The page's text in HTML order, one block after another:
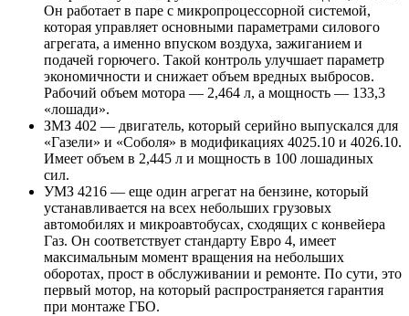
Он работает в паре с микропроцессорной системой,
которая управляет основными параметрами силового
агрегата, а именно впуском воздуха, зажиганием и
подачей горючего. Такой контроль улучшает параметр
экономичности и снижает объем вредных выбросов.
Рабочий объем мотора — 2,464 л, а мощность — 133,3
«лошади».
ЗМЗ 402 — двигатель, который серийно выпускался для
«Газели» и «Соболя» в модификациях 4025.10 и 4026.10.
Имеет объем в 2,445 л и мощность в 100 лошадиных
сил.
УМЗ 4216 — еще один агрегат на бензине, который
устанавливается на всех небольших грузовых
автомобилях и микроавтобусах, сходящих с конвейера
Газ. Он соответствует стандарту Евро 4, имеет
максимальным момент вращения на небольших
оборотах, прост в обслуживании и ремонте. По сути, это
первый мотор, на который распространяется гарантия
при монтаже ГБО.